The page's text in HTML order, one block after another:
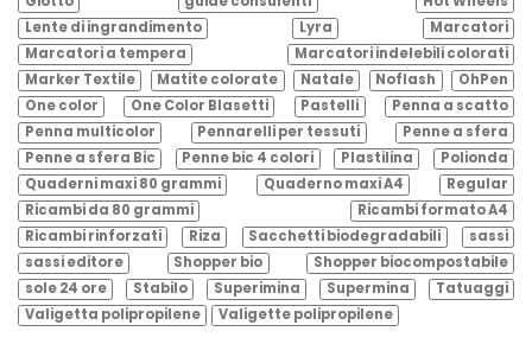
Lente di ingrandimento
Lyra
Marcatori
Marcatori a tempera
Marcatori indelebili colorati
Marker Textile
Matite colorate Natale Noflash
OhPen
One color
One Color Blasetti Pastelli
Penna a scatto
Penna multicolor
Pennarelli per tessuti
Penne a sfera
Penne a sfera Bic
Penne bic 4 colori Plastilina
Polionda
Quaderni maxi 80 grammi
Quaderno maxi A4
Regular
Ricambi da 80 grammi
Ricambi formato A4
Ricambi rinforzati
Riza Sacchetti biodegradabili
sassi
sassi editore
Shopper bio
Shopper biocompostabile
sole 24 ore
Stabilo Superimina Supermina
Tatuaggi
Valigetta polipropilene
Valigette polipropilene